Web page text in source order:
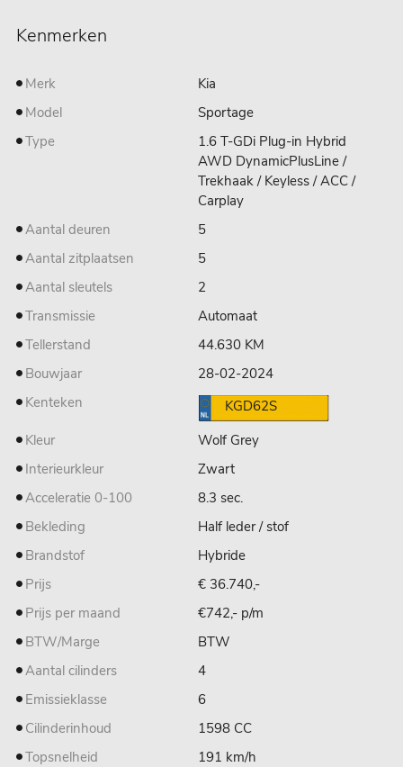
Kenmerken
Merk
Kia
Model
Sportage
Type
1.6 T-GDi Plug-in Hybrid
AWD DynamicPlusLine /
Trekhaak / Keyless / ACC /
Carplay
Aantal deuren
5
Aantal zitplaatsen
5
Aantal sleutels
2
Transmissie
Automaat
Tellerstand
44.630 KM
Bouwjaar
28-02-2024
Kenteken
KGD62S
Kleur
Wolf Grey
Interieurkleur
Zwart
Acceleratie 0-100
8.3 sec.
Bekleding
Half leder / stof
Brandstof
Hybride
Prijs
€ 36.740,-
Prijs per maand
€742,- p/m
BTW/Marge
BTW
Aantal cilinders
4
Emissieklasse
6
Cilinderinhoud
1598 CC
Topsnelheid
191 km/h